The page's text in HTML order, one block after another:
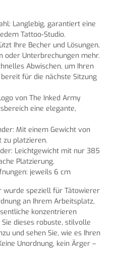
Langlebig, garantiert eine
Tattoo-Studio.
Ihre Becher und Lösungen,
oder Unterbrechungen mehr.
Abwischen, um Ihren
für die nächste Sitzung
von The Inked Army
eine elegante,
Mit einem Gewicht von
zu platzieren.
Leichtgewicht mit nur 385
Platzierung.
jeweils 6 cm
wurde speziell für Tätowierer
an Ihrem Arbeitsplatz,
konzentrieren
dieses robuste, stilvolle
und sehen Sie, wie es Ihren
Unordnung, kein Ärger –